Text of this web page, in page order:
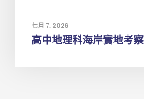
七月 7, 2026
高中地理科海岸實地考察